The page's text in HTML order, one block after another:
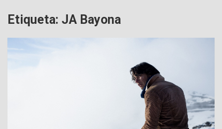
Etiqueta: JA Bayona